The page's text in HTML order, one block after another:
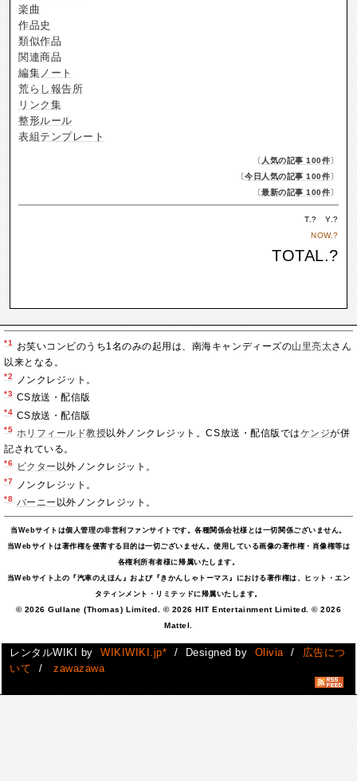
楽曲
作品史
類似作品
関連商品
編集ノート
荒らし報告所
リンク集
整形ルール
表組テンプレート
〔 人気の記事 100件〕
〔今日人気の記事 100件〕
〔最新の記事 100件〕
T.? Y.?
NOW.?
TOTAL.?
*1 お笑いコンビのうち1名のみの起用は、南海キャンディーズの山里亮太さん
以来となる。
*2 ノンクレジット。
*3 CS放送・配信版
*4 CS放送・配信版
*5 ホリフィールド教授以外ノンクレジット。CS放送・配信版ではケンジが併
記されている。
*6 ビクター 以外ノンクレジット。
*7 ノンクレジット。
*8 バーニー 以外ノンクレジット。
当Webサイトは個人管理の非営利ファンサイトです。各種関係会社様とは一切関係ございません。
当Webサイトは著作権を侵害する目的は一切ございません。使用している画像の著作権・肖像権等は
各権利所有者様に帰属いたします。
当Webサイト上の『汽車のえほん』および『きかんしゃトーマス』における著作権は、ヒット・エン
タティンメント・リミテッドに帰属いたします。
© 2026 Gullane (Thomas) Limited. © 2026 HIT Entertainment Limited. © 2026
Mattel.
レンタルWIKI by WIKIWIKI.jp* / Designed by Olivia /
広告につ
いて
/ zawazawa